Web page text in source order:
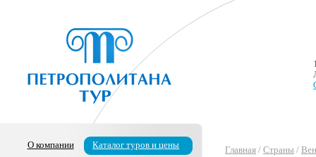
О компании
Каталог туров и цены
Главная /Страны /